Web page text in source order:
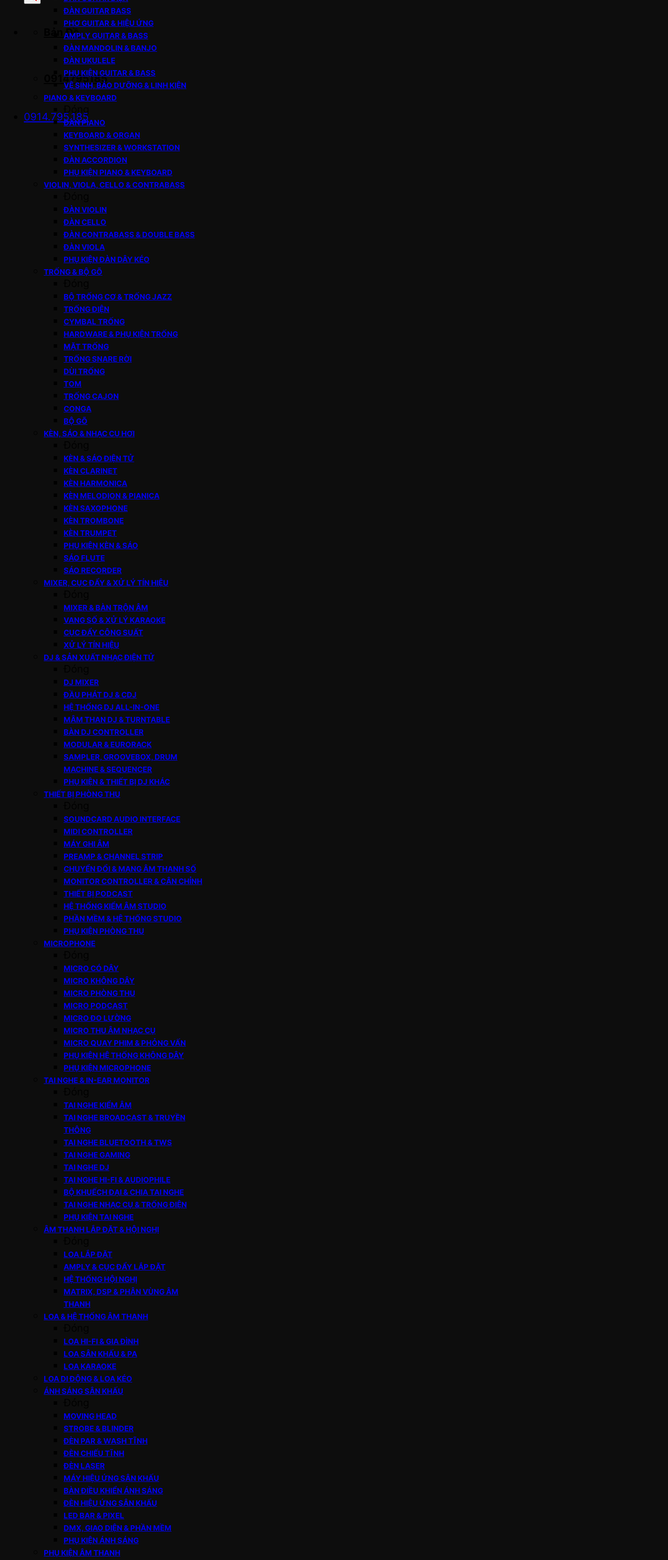
Bản Đồ
0914795185
0914.795.185
ĐÀN GUITAR BASS
PHƠ GUITAR & HIỆU ỨNG
AMPLY GUITAR & BASS
ĐÀN MANDOLIN & BANJO
ĐÀN UKULELE
PHỤ KIỆN GUITAR & BASS
VỆ SINH, BẢO DƯỠNG & LINH KIỆN
PIANO & KEYBOARD
ĐÀN PIANO
KEYBOARD & ORGAN
SYNTHESIZER & WORKSTATION
ĐÀN ACCORDION
PHỤ KIỆN PIANO & KEYBOARD
VIOLIN, VIOLA, CELLO & CONTRABASS
ĐÀN VIOLIN
ĐÀN CELLO
ĐÀN CONTRABASS & DOUBLE BASS
ĐÀN VIOLA
PHỤ KIỆN ĐÀN DÂY KÉO
TRỐNG & BỘ GÕ
BỘ TRỐNG CƠ & TRỐNG JAZZ
TRỐNG ĐIỆN
CYMBAL TRỐNG
HARDWARE & PHỤ KIỆN TRỐNG
MẶT TRỐNG
TRỐNG SNARE RỜI
DÙI TRỐNG
TOM
TRỐNG CAJON
CONGA
BỘ GÕ
KÈN, SÁO & NHẠC CỤ HƠI
KÈN & SÁO ĐIỆN TỬ
KÈN CLARINET
KÈN HARMONICA
KÈN MELODION & PIANICA
KÈN SAXOPHONE
KÈN TROMBONE
KÈN TRUMPET
PHỤ KIỆN KÈN & SÁO
SÁO FLUTE
SÁO RECORDER
MIXER, CỤC ĐẨY & XỬ LÝ TÍN HIỆU
MIXER & BÀN TRỘN ÂM
VANG SỐ & XỬ LÝ KARAOKE
CỤC ĐẨY CÔNG SUẤT
XỬ LÝ TÍN HIỆU
DJ & SẢN XUẤT NHẠC ĐIỆN TỬ
DJ MIXER
ĐẦU PHÁT DJ & CDJ
HỆ THỐNG DJ ALL-IN-ONE
MÂM THAN DJ & TURNTABLE
BÀN DJ CONTROLLER
MODULAR & EURORACK
SAMPLER, GROOVEBOX, DRUM
MACHINE & SEQUENCER
PHỤ KIỆN & THIẾT BỊ DJ KHÁC
THIẾT BỊ PHÒNG THU
SOUNDCARD AUDIO INTERFACE
MIDI CONTROLLER
MÁY GHI ÂM
PREAMP & CHANNEL STRIP
CHUYỂN ĐỔI & MẠNG ÂM THANH SỐ
MONITOR CONTROLLER & CÂN CHỈNH
THIẾT BỊ PODCAST
HỆ THỐNG KIỂM ÂM STUDIO
PHẦN MỀM & HỆ THỐNG STUDIO
PHỤ KIỆN PHÒNG THU
MICROPHONE
MICRO CÓ DÂY
MICRO KHÔNG DÂY
MICRO PHÒNG THU
MICRO PODCAST
MICRO ĐO LƯỜNG
MICRO THU ÂM NHẠC CỤ
MICRO QUAY PHIM & PHỎNG VẤN
PHỤ KIỆN HỆ THỐNG KHÔNG DÂY
PHỤ KIỆN MICROPHONE
TAI NGHE & IN-EAR MONITOR
TAI NGHE KIỂM ÂM
TAI NGHE BROADCAST & TRUYỀN
THÔNG
TAI NGHE BLUETOOTH & TWS
TAI NGHE GAMING
TAI NGHE DJ
TAI NGHE HI-FI & AUDIOPHILE
BỘ KHUẾCH ĐẠI & CHIA TAI NGHE
TAI NGHE NHẠC CỤ & TRỐNG ĐIỆN
PHỤ KIỆN TAI NGHE
ÂM THANH LẮP ĐẶT & HỘI NGHỊ
LOA LẮP ĐẶT
AMPLY & CỤC ĐẨY LẮP ĐẶT
HỆ THỐNG HỘI NGHỊ
MATRIX, DSP & PHÂN VÙNG ÂM
THANH
LOA & HỆ THỐNG ÂM THANH
LOA HI-FI & GIA ĐÌNH
LOA SÂN KHẤU & PA
LOA KARAOKE
LOA DI ĐỘNG & LOA KÉO
ÁNH SÁNG SÂN KHẤU
MOVING HEAD
STROBE & BLINDER
ĐÈN PAR & WASH TĨNH
ĐÈN CHIẾU TĨNH
ĐÈN LASER
MÁY HIỆU ỨNG SÂN KHẤU
BÀN ĐIỀU KHIỂN ÁNH SÁNG
ĐÈN HIỆU ỨNG SÂN KHẤU
LED BAR & PIXEL
DMX, GIAO DIỆN & PHẦN MỀM
PHỤ KIỆN ÁNH SÁNG
PHỤ KIỆN ÂM THANH